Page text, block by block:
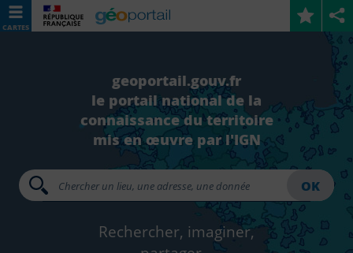
CARTES
geoportail.gouv.fr
le portail national de la
connaissance du territoire
mis en œuvre par l'IGN
OK
Rechercher, imaginer,